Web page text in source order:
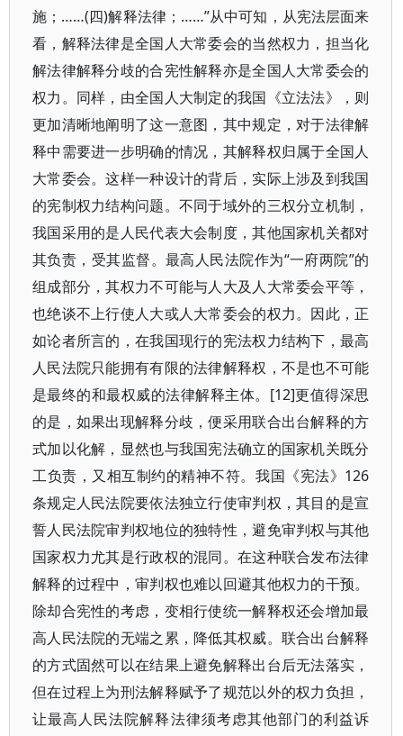
施；……(四)解释法律；……”从中可知，从宪法层面来
看，解释法律是全国人大常委会的当然权力，担当化
解法律解释分歧的合宪性解释亦是全国人大常委会的
权力。同样，由全国人大制定的我国《立法法》，则
更加清晰地阐明了这一意图，其中规定，对于法律解
释中需要进一步明确的情况，其解释权归属于全国人
大常委会。这样一种设计的背后，实际上涉及到我国
的宪制权力结构问题。不同于域外的三权分立机制，
我国采用的是人民代表大会制度，其他国家机关都对
其负责，受其监督。最高人民法院作为“一府两院”的
组成部分，其权力不可能与人大及人大常委会平等，
也绝谈不上行使人大或人大常委会的权力。因此，正
如论者所言的，在我国现行的宪法权力结构下，最高
人民法院只能拥有有限的法律解释权，不是也不可能
是最终的和最权威的法律解释主体。[12]更值得深思
的是，如果出现解释分歧，便采用联合出台解释的方
式加以化解，显然也与我国宪法确立的国家机关既分
工负责，又相互制约的精神不符。我国《宪法》126
条规定人民法院要依法独立行使审判权，其目的是宣
誓人民法院审判权地位的独特性，避免审判权与其他
国家权力尤其是行政权的混同。在这种联合发布法律
解释的过程中，审判权也难以回避其他权力的干预。
除却合宪性的考虑，变相行使统一解释权还会增加最
高人民法院的无端之累，降低其权威。联合出台解释
的方式固然可以在结果上避免解释出台后无法落实，
但在过程上为刑法解释赋予了规范以外的权力负担，
让最高人民法院解释法律须考虑其他部门的利益诉